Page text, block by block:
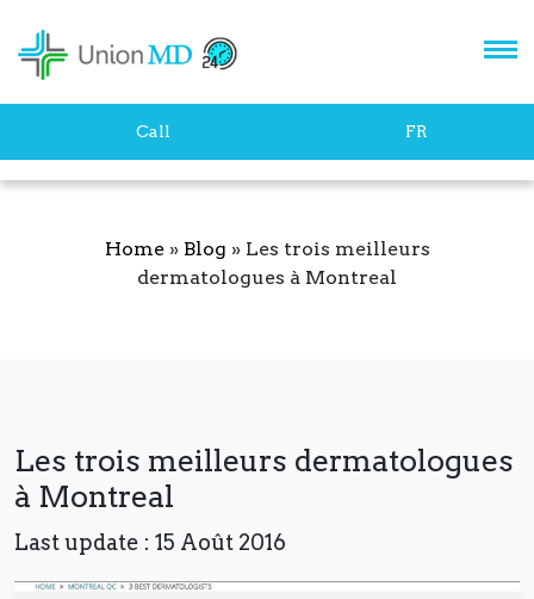
Call FR
Home» Blog » Les trois meilleurs
dermatologues à Montreal
Les trois meilleurs dermatologues
à Montreal
Last update : 15 Août 2016